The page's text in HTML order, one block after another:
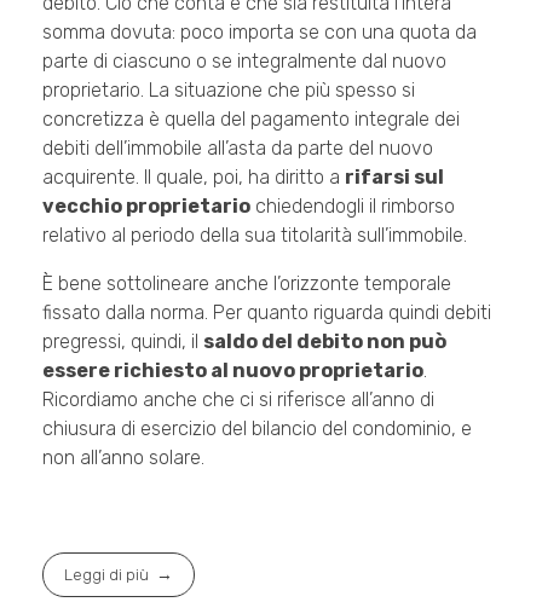
somma dovuta: poco importa se con una quota da
parte di ciascuno o se integralmente dal nuovo
proprietario. La situazione che più spesso si
concretizza è quella del pagamento integrale dei
debiti dell’immobile all’asta da parte del nuovo
acquirente. Il quale, poi, ha diritto a rifarsi sul
vecchio proprietario chiedendogli il rimborso
relativo al periodo della sua titolarità sull’immobile.
È bene sottolineare anche l’orizzonte temporale
fissato dalla norma. Per quanto riguarda quindi debiti
pregressi, quindi, il saldo del debito non può
essere richiesto al nuovo proprietario.
Ricordiamo anche che ci si riferisce all’anno di
chiusura di esercizio del bilancio del condominio, e
non all’anno solare.
Leggi di più